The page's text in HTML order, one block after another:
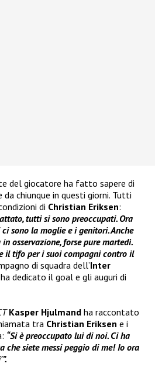
del giocatore ha fatto sapere di
chiunque in questi giorni. Tutti
di Christian Eriksen:
tutti si sono preoccupati. Ora
sono la moglie e i genitori. Anche
osservazione, forse pure martedì.
il tifo per i suoi compagni contro il
di squadra dell’Inter
dedicato il goal e gli auguri di
Kasper Hjulmand ha raccontato
tra Christian Eriksen e i
“Si è preoccupato lui di noi. Ci ha
che siete messi peggio di me! Io ora